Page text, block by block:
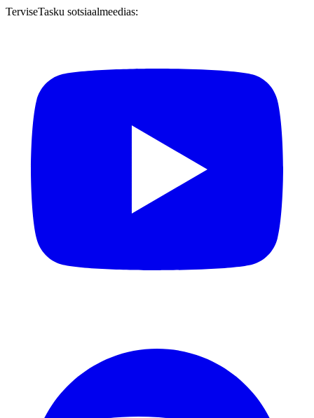
TerviseTasku sotsiaalmeedias: